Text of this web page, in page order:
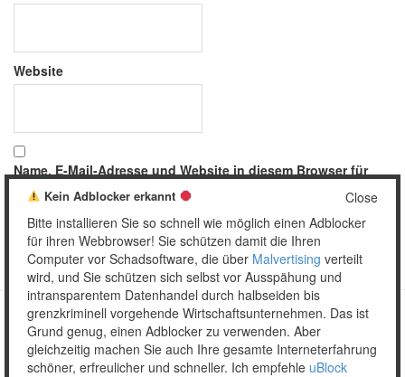
Website
Name, E-Mail-Adresse und Website in diesem Browser für
meinen nächsten Kommentar speichern.
Copyright © 2026 Unser täglich Spam.
MobileWordPress Theme by themehall.com
Close
Kein Adblocker erkannt
Bitte installieren Sie so schnell wie möglich einen Adblocker
für ihren Webbrowser! Sie schützen damit die Ihren
Computer vor Schadsoftware, die über Malvertising verteilt
wird, und Sie schützen sich selbst vor Ausspähung und
intransparentem Datenhandel durch halbseiden bis
grenzkriminell vorgehende Wirtschaftsunternehmen. Das ist
Grund genug, einen Adblocker zu verwenden. Aber
gleichzeitig machen Sie auch Ihre gesamte Interneterfahrung
schöner, erfreulicher und schneller. Ich empfehle uBlock